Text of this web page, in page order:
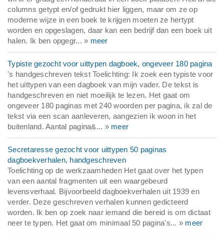
columns getypt en/of gedrukt hier liggen, maar om ze op
moderne wijze in een boek te krijgen moeten ze hertypt
worden en opgeslagen, daar kan een bedrijf dan een boek uit
halen. Ik ben opgegr... » meer
Typiste gezocht voor uittypen dagboek, ongeveer 180 pagina
's handgeschreven tekst Toelichting: Ik zoek een typiste voor
het uittypen van een dagboek van mijn vader. De tekst is
handgeschreven en niet moeilijk te lezen. Het gaat om
ongeveer 180 paginas met 240 woorden per pagina, ik zal de
tekst via een scan aanleveren, aangezien ik woon in het
buitenland. Aantal pagina&... » meer
Secretaresse gezocht voor uittypen 50 paginas
dagboekverhalen, handgeschreven
Toelichting op de werkzaamheden Het gaat over het typen
van een aantal fragmenten uit een waargebeurd
levensverhaal. Bijvoorbeeld dagboekverhalen uit 1939 en
verder. Deze geschreven verhalen kunnen gedicteerd
worden. Ik ben op zoek naar iemand die bereid is om dictaat
neer te typen. Het gaat om minimaal 50 pagina's... » meer